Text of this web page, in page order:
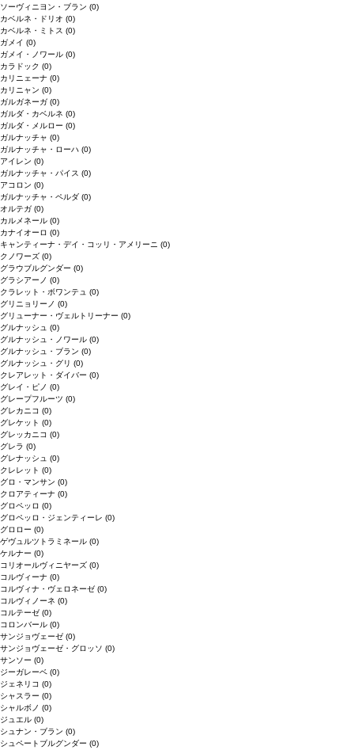
ソーヴィニヨン・ブラン (0)
カベルネ・ドリオ (0)
カベルネ・ミトス (0)
ガメイ (0)
ガメイ・ノワール (0)
カラドック (0)
カリニェーナ (0)
カリニャン (0)
ガルガネーガ (0)
ガルダ・カベルネ (0)
ガルダ・メルロー (0)
ガルナッチャ (0)
ガルナッチャ・ローハ (0)
アイレン (0)
ガルナッチャ・パイス (0)
アコロン (0)
ガルナッチャ・ペルダ (0)
オルテガ (0)
カルメネール (0)
カナイオーロ (0)
キャンティーナ・デイ・コッリ・アメリーニ (0)
クノワーズ (0)
グラウブルグンダー (0)
グラシアーノ (0)
クラレット・ボワンテュ (0)
グリニョリーノ (0)
グリューナー・ヴェルトリーナー (0)
グルナッシュ (0)
グルナッシュ・ノワール (0)
グルナッシュ・ブラン (0)
グルナッシュ・グリ (0)
クレアレット・ダイバー (0)
グレイ・ピノ (0)
グレープフルーツ (0)
グレカニコ (0)
グレケット (0)
グレッカニコ (0)
グレラ (0)
グレナッシュ (0)
クレレット (0)
グロ・マンサン (0)
クロアティーナ (0)
グロペッロ (0)
グロペッロ・ジェンティーレ (0)
グロロー (0)
ゲヴュルツトラミネール (0)
ケルナー (0)
コリオールヴィニヤーズ (0)
コルヴィーナ (0)
コルヴィナ・ヴェロネーゼ (0)
コルヴィノーネ (0)
コルテーゼ (0)
コロンバール (0)
サンジョヴェーゼ (0)
サンジョヴェーゼ・グロッソ (0)
サンソー (0)
ジーガレーベ (0)
ジェネリコ (0)
シャスラー (0)
シャルボノ (0)
ジュエル (0)
シュナン・ブラン (0)
シュペートブルグンダー (0)